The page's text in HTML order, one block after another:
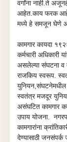
वर्गांना नाही.ते
आहेत. काय फरक आहे
मध्ये हे समजून घेणे
कामगार कायदा
कर्मचारी अधिकारी
असलेल्या संघटना व
राजकिय स्वरूप
युनियन,
स्वतंत्र मजदूर
असंघटित कामगार
उपाय योजना.
कामगारांना
देण्यासाठी